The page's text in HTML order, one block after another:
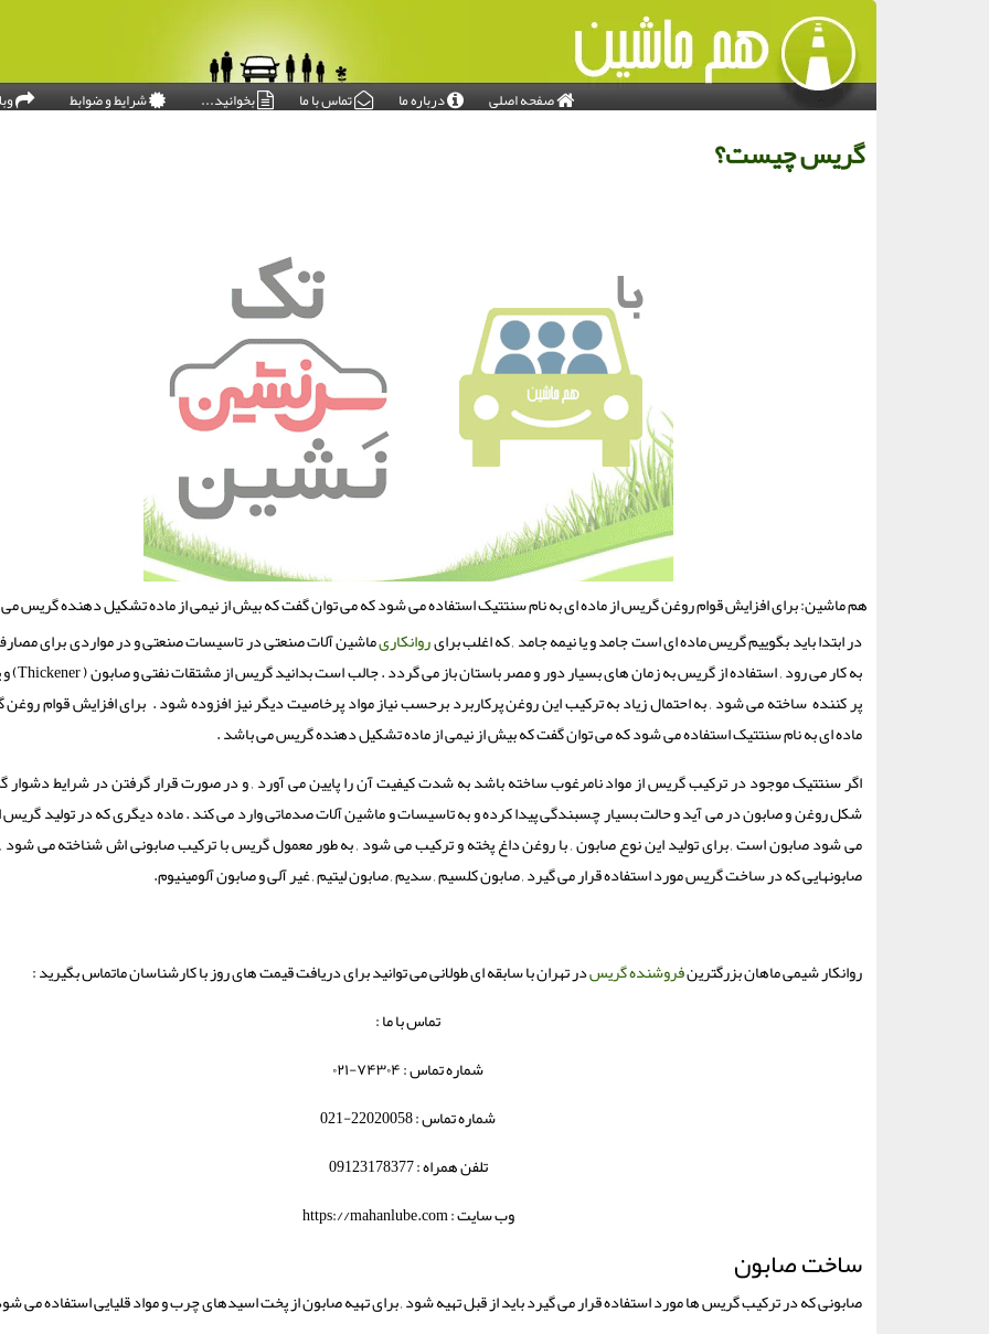
صفحه اصلی درباره ما تماس با ما بخوانید... شرایط و ضوابط
گریس چیست؟
هم ماشین: برای افزایش قوام روغن گریس از ماده ای به نام سنتتیک استفاده می شود که می توان گفت که بیش از نیمی از ماده تشکیل دهنده گریس
در ابتدا باید بگوییم گریس ماده ای است جامد و یا نیمه جامد , که اغلب برایروانکاریماشین آلات صنعتی در تاسیسات صنعتی و در مواردی برای
به کار می رود , استفاده از گریس به زمان های بسیار دور و مصر باستان باز می گردد . جالب است بدانید گریس از مشتقات نفتی و صابون(Thickener )
پر کننده ساخته می شود , به احتمال زیاد به ترکیب این روغن پرکاربرد برحسب نیاز مواد پرخاصیت دیگر نیز افزوده شود . برای افزایش قوام
ماده ای به نام سنتتیک استفاده می شود که می توان گفت که بیش از نیمی از ماده تشکیل دهنده گریس می باشد .
اگر سنتتیک موجود در ترکیب گریس از مواد نامرغوب ساخته باشد به شدت کیفیت آن را پایین می آورد , و در صورت قرار گرفتن در شرایط دشوار
شکل روغن و صابون در می آید و حالت بسیار چسبندگی پیدا کرده و به تاسیسات و ماشین آلات صدماتی وارد می کند . ماده دیگری که در تولید گریس
می شود صابون است , برای تولید این نوع صابون , با روغن داغ پخته و ترکیب می شود , به طور معمول گریس با ترکیب صابونی اش شناخته می شود ,
صابونهایی که در ساخت گریس مورد استفاده قرار می گیرد , صابون کلسیم , سدیم , صابون لیتیم , غیر آلی و صابون آلومینیوم.
روانکار شیمی ماهان بزرگترینفروشنده گریسدر تهران با سابقه ای طولانی می توانید برای دریافت قیمت های روز با کارشناسان ماتماس بگیرید :
تماس با ما :
شماره تماس : ۷۴۳۰۴-۰۲۱
شماره تماس : 22020058-021
تلفن همراه : 09123178377
وب سایت :https://mahanlube.com
ساخت صابون
صابونی که در ترکیب گریس ها مورد استفاده قرار می گیرد باید از قبل تهیه شود , برای تهیه صابون از پخت اسیدهای چرب و مواد قلیایی استفاده می